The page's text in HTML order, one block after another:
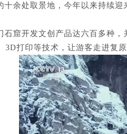
余处取景地，今年以来持续
窟开发文创产品达六百多种
打印等技术，让游客走进复